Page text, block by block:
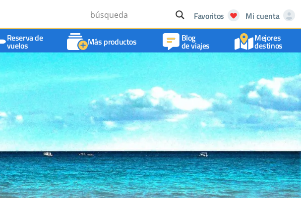
Favoritos
Mi cuenta
Reserva de
vuelos Más productos Blog
de viajes
Mejores
destinos